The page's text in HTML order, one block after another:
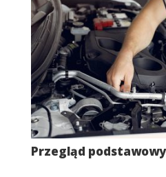
Przegląd